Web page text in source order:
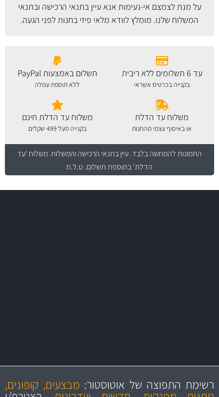
על מנת לצמצם אי-נעימות אנא עייןבתנאי הרכישה ובתנאי
המשלוח שלנו. מומלץ לוודא מלאי פיזי בחנות לפני הגעה.
עד 6 תשלומים ללא ריבית
בקנייה בכרטיס אשראי
תשלום באמצעות PayPal
ללא תוספת עמלה
משלוח עד הדלת
או באיסוף עצמי מהחנות
משלוח עד הדלת חינם
בקנייה מעל 499 שקלים
התמונות להמחשה בלבד.עיין בתנאי הרכישה והמשלוח. משלוח 'עד
הדלת' בתוספת תשלום. ט.ל.ח
מקצועיות
ושירות מצויין
מחירים
הוגנים
והיצע מוצרים איכותירשימת התפוצה של אוטוסטור: מבצעים, קופונים,